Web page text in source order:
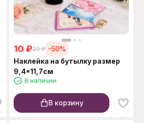
10 ₽20 ₽ -50%
Наклейка на бутылку размер
9,4*11,7см
В наличии
В корзину